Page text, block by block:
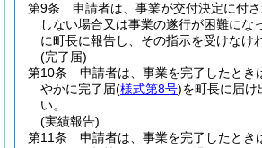
第9条
申請者は、事業が交付決定に付
しない場合又は事業の遂行が困難にな
に町長に報告し、その指示を受けなけ
(完了届)
第10条
申請者は、事業を完了したとき
やかに完了届(様式第8号)を町長に届け
い。
(実績報告)
第11条
申請者は、事業を完了したとき